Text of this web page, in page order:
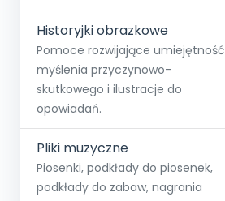
Historyjki obrazkowe
Pomoce rozwijające umiejętność
myślenia przyczynowo-
skutkowego i ilustracje do
opowiadań.
Pliki muzyczne
Piosenki, podkłady do piosenek,
podkłady do zabaw, nagrania